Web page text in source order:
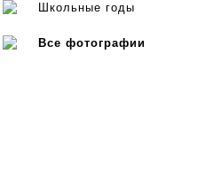
Школьные годы
Все фотографии